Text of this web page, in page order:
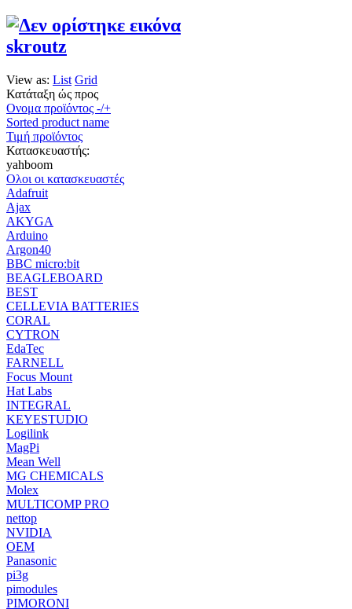
skroutz
View as: List Grid
Κατάταξη ώς προς
Ονομα προϊόντος -/+
Sorted product name
Τιμή προϊόντος
Κατασκευαστής:
yahboom
Ολοι οι κατασκευαστές
Adafruit
Ajax
AKYGA
Arduino
Argon40
BBC micro:bit
BEAGLEBOARD
BEST
CELLEVIA BATTERIES
CORAL
CYTRON
EdaTec
FARNELL
Focus Mount
Hat Labs
INTEGRAL
KEYESTUDIO
Logilink
MagPi
Mean Well
MG CHEMICALS
Molex
MULTICOMP PRO
nettop
NVIDIA
OEM
Panasonic
pi3g
pimodules
PIMORONI